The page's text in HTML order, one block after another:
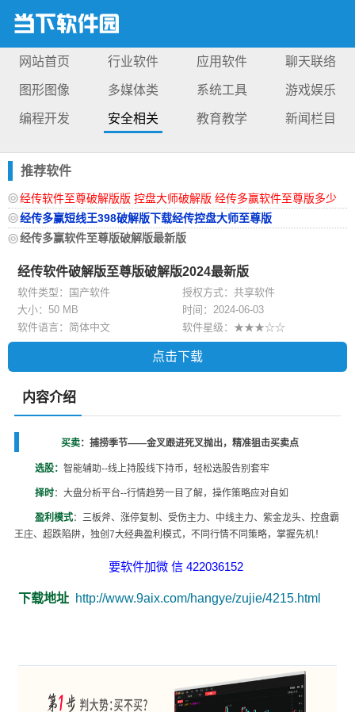
网站首页 行业软件 应用软件 聊天联络
图形图像 多媒体类 系统工具 游戏娱乐
编程开发 安全相关 教育教学 新闻栏目
推荐软件
经传软件至尊破解版版 控盘大师破解版 经传多赢软件至尊版多少
钱
经传多赢短线王398破解版下载经传控盘大师至尊版
经传多赢软件至尊版破解版最新版
经传软件破解版至尊版破解版2024最新版
软件类型：国产软件
授权方式：共享软件
大小： 50 MB
时间：2024-06-03
软件语言：简体中文
软件星级：★★★☆☆
点击下载
内容介绍
买卖：捕捞季节——金叉跟进死叉抛出，精准狙击买卖点
选股： 智能辅助--线上持股线下持币，轻松选股告别套牢
择时：大盘分析平台--行情趋势一目了解，操作策略应对自如
盈利模式：三板斧、涨停复制、受伤主力、中线主力、紫金龙头、控盘霸
王庄、超跌陷阱，独创7大经典盈利模式，不同行情不同策略，掌握先机！
要软件加微 信 422036152
下载地址 http://www.9aix.com/hangye/zujie/4215.html